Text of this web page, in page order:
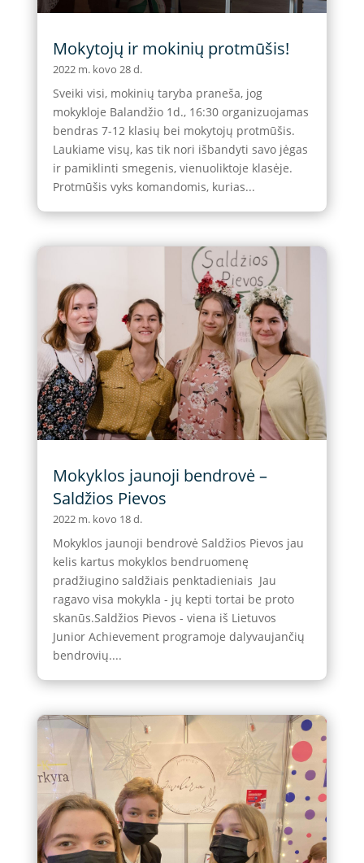
Mokytojų ir mokinių protmūšis!
2022 m. kovo 28 d.
Sveiki visi, mokinių taryba praneša, jog
mokykloje Balandžio 1d., 16:30 organizuojamas
bendras 7-12 klasių bei mokytojų protmūšis.
Laukiame visų, kas tik nori išbandyti savo jėgas
ir pamiklinti smegenis, vienuoliktoje klasėje.
Protmūšis vyks komandomis, kurias...
Mokyklos jaunoji bendrovė –
Saldžios Pievos
2022 m. kovo 18 d.
Mokyklos jaunoji bendrovė Saldžios Pievos jau
kelis kartus mokyklos bendruomenę
pradžiugino saldžiais penktadieniais Jau
ragavo visa mokykla - jų kepti tortai be proto
skanūs.Saldžios Pievos - viena iš Lietuvos
Junior Achievement programoje dalyvaujančių
bendrovių....